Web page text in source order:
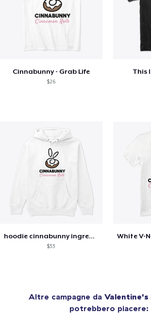
Cinnabunny - Grab Life
$26
This
hoodie cinnabunny ingredients
$33
Altre campagne da Valentine's
potrebbero piacere: